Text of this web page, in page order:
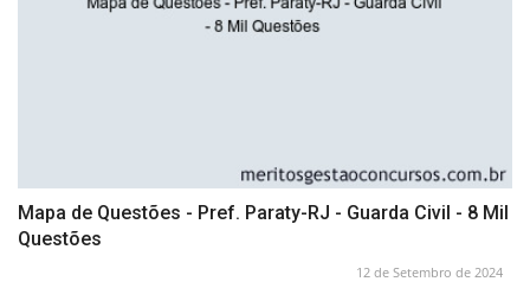
Mapa de Questões - Pref. Paraty-RJ - Guarda Civil - 8 Mil
Questões
12 de Setembro de 2024